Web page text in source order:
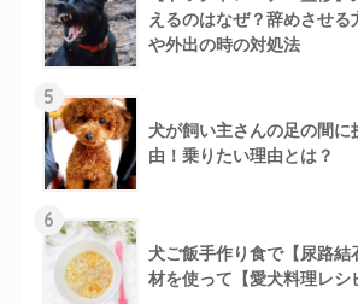
えるのはなぜ？辞めさせる
や外出の時の対処法
5
犬が飼い主さんの足の間に
由！乗りたい理由とは？
6
犬ご飯手作り食で【尿路結
材を使って【愛犬料理レシ